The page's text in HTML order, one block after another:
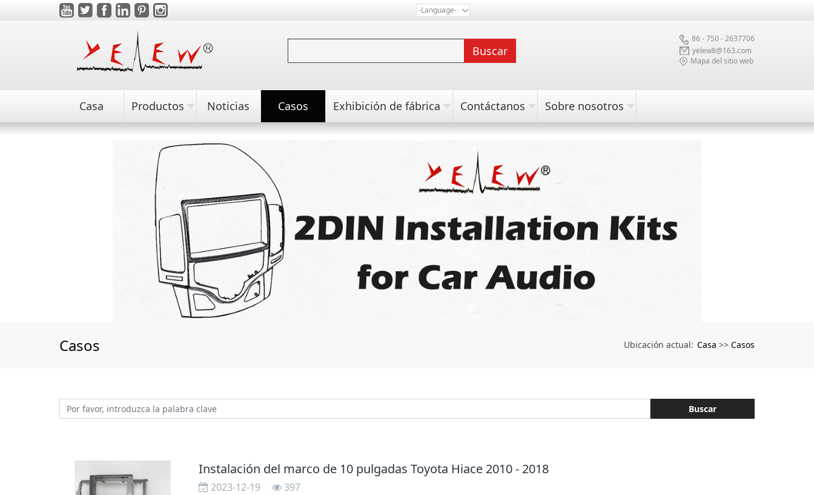
-Language-
Buscar
86 - 750 - 2637706
yelew8@163.com
Mapa del sitio web
Casa Productos Noticias Casos Exhibición de fábrica Contáctanos Sobre nosotros
Casos Ubicación actual: Casa >> Casos
Buscar
Instalación del marco de 10 pulgadas Toyota Hiace 2010 - 2018
2023-12-19
397